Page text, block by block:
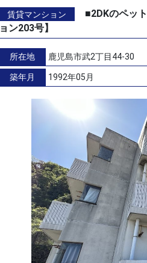
賃貸マンション
■2DKのペッ
ョン203号】
所在地 鹿児島市武2丁目44-30
築年月 1992年05月